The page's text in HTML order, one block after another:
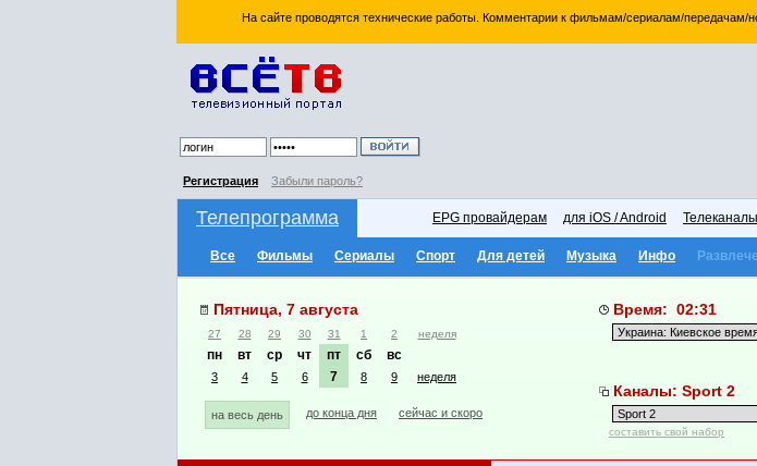
На сайте проводятся технические работы. Комментарии к фильмам/сериалам/передачам/
Регистрация Забыли пароль?
Телепрограмма EPG провайдерам для iOS / Android Телеканалы
Все Фильмы Сериалы Спорт Для детей Музыка Инфо
Пятница, 7 августа
27 28 29 30 31 1 2 неделя
пн вт ср чт пт сб вс
3 4 5 6 7 8 9 неделя
на весь день до конца дня сейчас и скоро
Время: 02:31
Каналы: Sport 2
составить свой набор